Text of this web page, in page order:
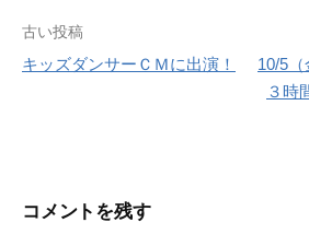
投
稿
古い投稿
キッズダンサーＣＭに出演！
10/5（
３時
コメントを残す